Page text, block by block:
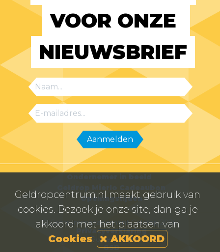
VOOR ONZE
NIEUWSBRIEF
Openingstijden
© Centrummanagement Geldrop 2026
Privacyverklaring
Powered by
GSD
Geldropcentrum.nl maakt gebruik van
cookies. Bezoek je onze site, dan ga je
akkoord met het plaatsen van
Cookies. AKKOORD